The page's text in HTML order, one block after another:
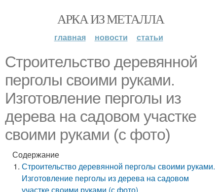
АРКА ИЗ МЕТАЛЛА
главная новости статьи
Строительство деревянной
перголы своими руками.
Изготовление перголы из
дерева на садовом участке
своими руками (с фото)
Содержание
Строительство деревянной перголы своими руками.
Изготовление перголы из дерева на садовом